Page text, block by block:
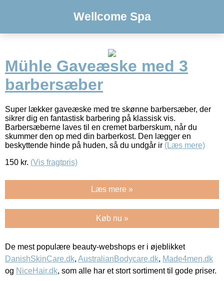
Wellcome Spa
Mühle Gaveæske med 3
barbersæber
Super lækker gaveæske med tre skønne barbersæber, der
sikrer dig en fantastisk barbering på klassisk vis.
Barbersæberne laves til en cremet barberskum, når du
skummer den op med din barberkost. Den lægger en
beskyttende hinde på huden, så du undgår ir (Læs mere)
150 kr. (Vis fragtpris)
Læs mere »
Køb nu »
De mest populære beauty-webshops er i øjeblikket
DanishSkinCare.dk, AustralianBodycare.dk, Made4men.dk
og NiceHair.dk, som alle har et stort sortiment til gode priser.